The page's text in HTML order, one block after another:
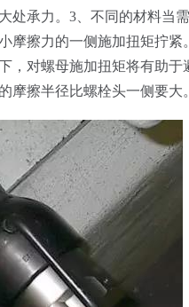
处承力。3、不同的材料当
摩擦力的一侧施加扭矩拧
，对螺母施加扭矩将有助
摩擦半径比螺栓头一侧要大。